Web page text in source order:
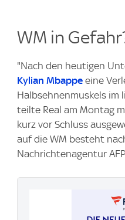
WM in
"Nach den heutigen
Kylian Mbappe eine
Halbsehnenmuskels im
teilte Real am Montag
kurz vor Schluss
auf die WM besteht
Nachrichtenagentur